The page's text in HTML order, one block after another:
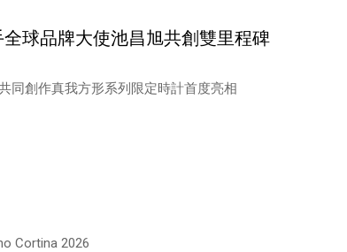
球品牌大使池昌旭共創雙里程碑
同創作真我方形系列限定時計首度亮相
Cortina 2026